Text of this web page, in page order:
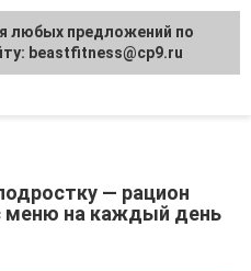
— рацион
меню на каждый день
любых предложений по
beastfitness@cp9.ru